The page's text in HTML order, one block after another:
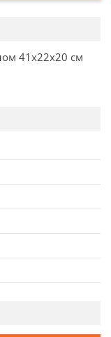
41х22х20 см